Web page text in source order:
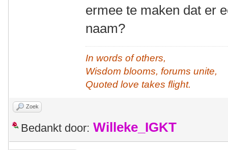
ermee te maken dat er
naam?
In words of others,
Wisdom blooms, forums unite,
Quoted love takes flight.
Zoek
Bedankt door: Willeke_IGKT